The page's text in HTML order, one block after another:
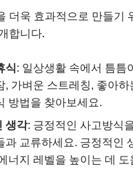
더욱 효과적으로 만들기
합니다.
식: 일상생활 속에서 틈틈
, 가벼운 스트레칭, 좋아하
방법을 찾아보세요.
생각: 긍정적인 사고방식
과 교류하세요. 긍정적인
너지 레벨을 높이는 데 도